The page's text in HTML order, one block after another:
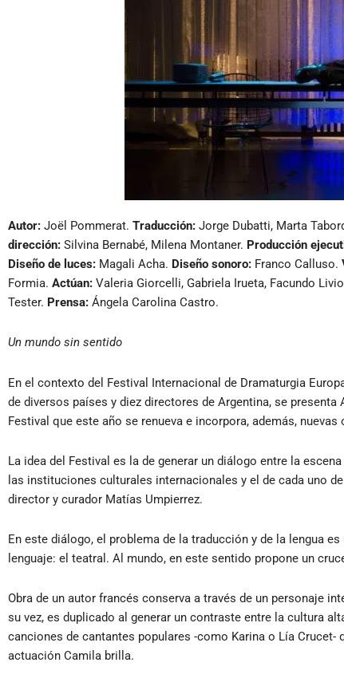
Autor: Joël Pommerat. Traducción: Jorge Dubatti, Marta
dirección: Silvina Bernabé, Milena Montaner. Producción
Diseño de luces: Magali Acha. Diseño sonoro: Franco Calluso.
Formia. Actúan: Valeria Giorcelli, Gabriela Irueta, Facundo
Tester. Prensa: Ángela Carolina Castro.
Un mundo sin sentido
En el contexto del Festival Internacional de Dramaturgia
de diversos países y diez directores de Argentina, se
Festival que este año se renueva e incorpora, además,
La idea del Festival es la de generar un diálogo entre la
las instituciones culturales internacionales y el de cada uno
director y curador Matías Umpierrez.
En este diálogo, el problema de la traducción y de la lengua
lenguaje: el teatral. Al mundo, en este sentido propone un
Obra de un autor francés conserva a través de un personaje
su vez, es duplicado al generar un contraste entre la cultura
canciones de cantantes populares -como Karina o Lía
actuación Camila brilla.